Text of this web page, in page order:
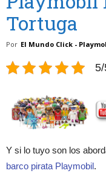
Tortuga
Por El Mundo Click -
Y si lo tuyo son los
barco pirata Playmobil.